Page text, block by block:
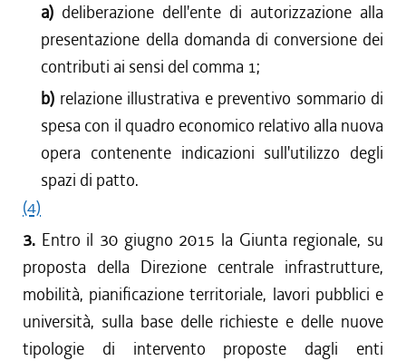
a) deliberazione dell'ente di autorizzazione alla
presentazione della domanda di conversione dei
contributi ai sensi del comma 1;
b) relazione illustrativa e preventivo sommario di
spesa con il quadro economico relativo alla nuova
opera contenente indicazioni sull'utilizzo degli
spazi di patto.
(4)
3. Entro il 30 giugno 2015 la Giunta regionale, su
proposta della Direzione centrale infrastrutture,
mobilità, pianificazione territoriale, lavori pubblici e
università, sulla base delle richieste e delle nuove
tipologie di intervento proposte dagli enti